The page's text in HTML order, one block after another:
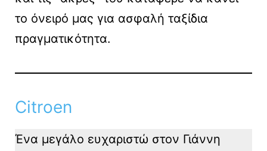
το όνειρό μας για ασφαλή ταξίδια
πραγματικότητα.
Citroen
Ένα μεγάλο ευχαριστώ στον Γιάννη